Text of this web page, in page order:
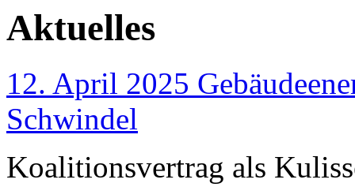
Aktuelles
12. April 2025
Schwindel
Koalitionsvertrag als